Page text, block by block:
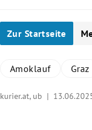
Zur Startseite
Amoklauf Graz
kurier.at, ub |